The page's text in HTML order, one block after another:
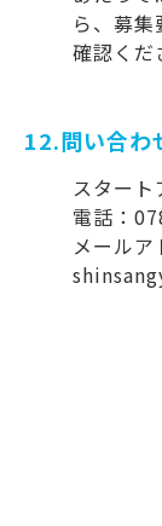
ら、募
確認くだ
12.問い合わ
スター
電話：
メールア